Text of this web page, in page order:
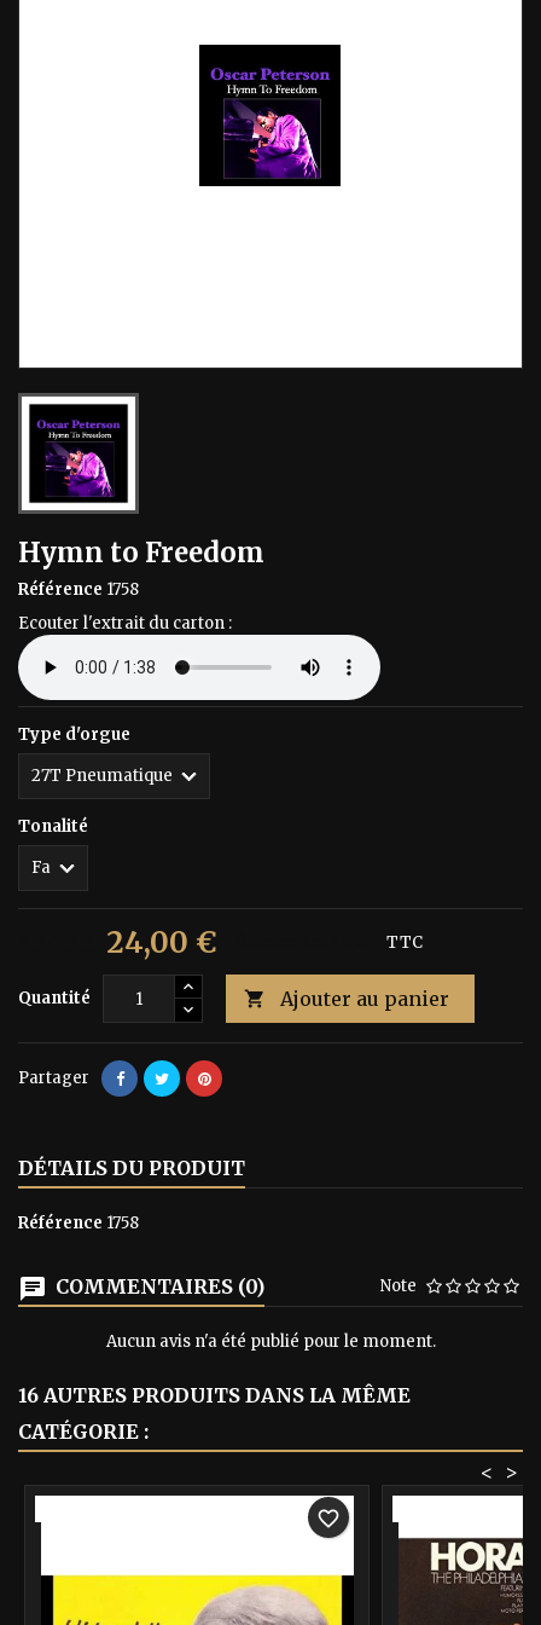
Hymn to Freedom
Référence 1758
Ecouter l'extrait du carton :
Type d'orgue
Tonalité
24,00 € TTC
Quantité  Ajouter au panier
Partager
DÉTAILS DU PRODUIT
Référence 1758
COMMENTAIRES (0) Note
Aucun avis n'a été publié pour le moment.
16 AUTRES PRODUITS DANS LA MÊME
CATÉGORIE :
>
<
favorite_border